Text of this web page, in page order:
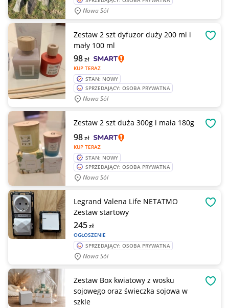
Nowa Sól
Zestaw 2 szt dyfuzor duży 200 ml i
mały 100 ml
KUP TERAZ
98zł
STAN: NOWY
SPRZEDAJĄCY: OSOBA PRYWATNA
Nowa Sól
Zestaw 2 szt duża 300g i mała 180g
KUP TERAZ
98zł
STAN: NOWY
SPRZEDAJĄCY: OSOBA PRYWATNA
Nowa Sól
Legrand Valena Life NETATMO
Zestaw startowy
OGŁOSZENIE
245zł
SPRZEDAJĄCY: OSOBA PRYWATNA
Nowa Sól
Zestaw Box kwiatowy z wosku
sojowego oraz świeczka sojowa w
szkle